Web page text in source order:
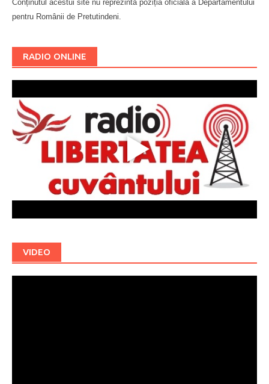
Conținutul acestui site nu reprezintă poziția oficială a Departamentului
pentru Românii de Pretutindeni.
RADIO ONLINE
VIDEO